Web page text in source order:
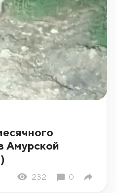
Амурской
232 0